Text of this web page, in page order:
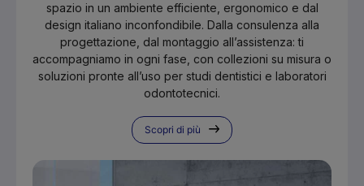
spazio in un ambiente efficiente, ergonomico e dal
design italiano inconfondibile. Dalla consulenza alla
progettazione, dal montaggio all’assistenza: ti
accompagniamo in ogni fase, con collezioni su misura o
soluzioni pronte all’uso per studi dentistici e laboratori
odontotecnici.
Scopri di più